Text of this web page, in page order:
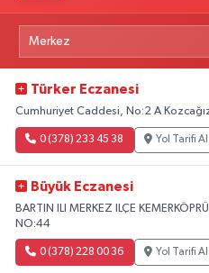
Türker Eczanesi
Cumhuriyet Caddesi, No:2 A
0 (378) 233 45 38 Yol Tarifi Al
Büyük Eczanesi
BARTIN ILI MERKEZ ILÇE
NO:44
0 (378) 228 00 36 Yol Tarifi Al